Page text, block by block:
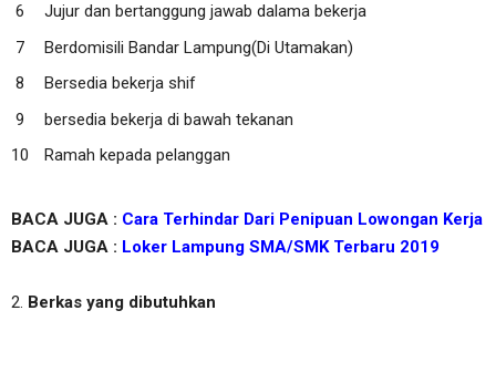
Jujur dan bertanggung jawab dalama bekerja
Berdomisili Bandar Lampung(Di Utamakan)
Bersedia bekerja shif
bersedia bekerja di bawah tekanan
Ramah kepada pelanggan
BACA JUGA : Cara Terhindar Dari Penipuan Lowongan Kerja
BACA JUGA : Loker Lampung SMA/SMK Terbaru 2019
2. Berkas yang dibutuhkan